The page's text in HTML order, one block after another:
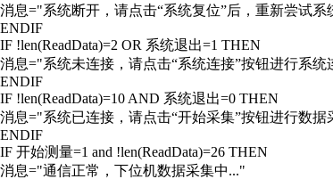
消息="系统断开，请点击“系统复位”后，重新尝试系
ENDIF
IF !len(ReadData)=2 OR 系统退出=1 THEN
消息="系统未连接，请点击“系统连接”按钮进行系统
ENDIF
IF !len(ReadData)=10 AND 系统退出=0 THEN
消息="系统已连接，请点击“开始采集”按钮进行数据
ENDIF
IF 开始测量=1 and !len(ReadData)=26 THEN
消息="通信正常，下位机数据采集中..."